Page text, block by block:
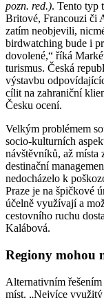
pozn. red.). Tento typ
Britové, Francouzi či
zatím neobjevili,
birdwatching bude i
dovolené,“ říká
turismus. Česká
výstavbu
cílit na zahraniční
Česku ocení.
Velkým problémem
socio-kulturních
návštěvníků, až místa
destinační
nedocházelo k
Praze je na špičkové
účelně využívají a
cestovního ruchu
Kalábová.
Regiony mohou
Alternativním
míst. „Nejvíce